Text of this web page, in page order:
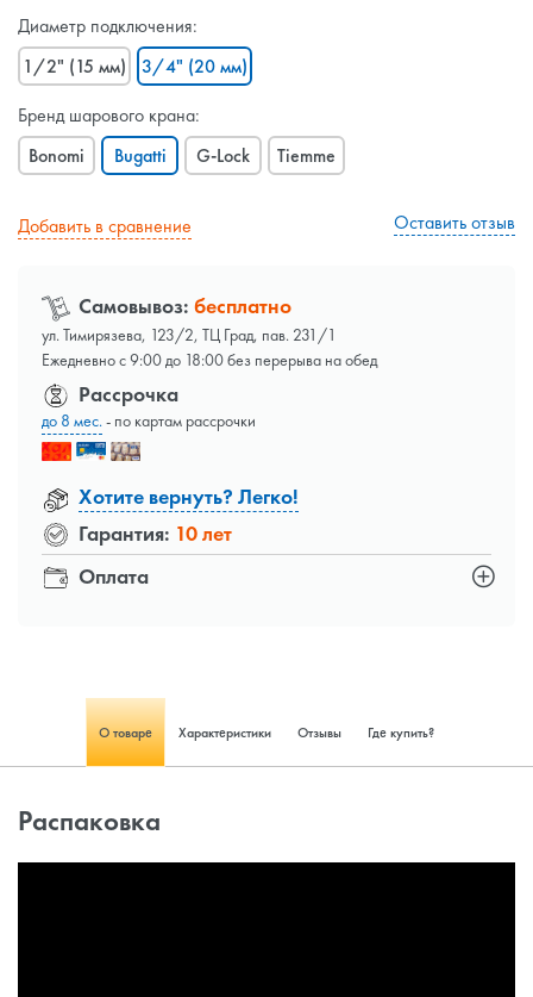
Диаметр подключения:
1/2" (15 мм)
3/4" (20 мм)
Бренд шарового крана:
Bonomi
Bugatti G-Lock Tiemme
Добавить в сравнение Оставить отзыв
Самовывоз: бесплатно
ул. Тимирязева, 123/2, ТЦ Град, пав. 231/1
Ежедневно с 9:00 до 18:00 без перерыва на обед
Оплата
Рассрочка
до 8 мес.- по картам рассрочки
Хотите вернуть? Легко!
Гарантия: 10 лет
О товаре Характеристики Отзывы Где купить?
Распаковка